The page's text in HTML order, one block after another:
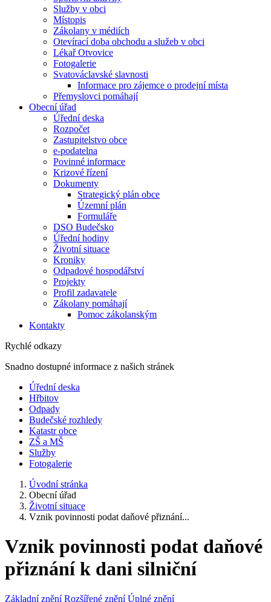
Služby v obci
Místopis
Zákolany v médiích
Otevírací doba obchodu a služeb v obci
Lékař Otvovice
Fotogalerie
Svatováclavské slavnosti
Informace pro zájemce o prodejní místa
Přemyslovci pomáhají
Obecní úřad
Úřední deska
Rozpočet
Zastupitelstvo obce
e-podatelna
Povinné informace
Krizové řízení
Dokumenty
Strategický plán obce
Územní plán
Formuláře
DSO Budečsko
Úřední hodiny
Životní situace
Kroniky
Odpadové hospodářství
Projekty
Profil zadavatele
Zákolany pomáhají
Pomoc zákolanským
Kontakty
Rychlé odkazy
Snadno dostupné informace z našich stránek
Úřední deska
Hřbitov
Odpady
Budečské rozhledy
Katastr obce
ZŠ a MŠ
Služby
Fotogalerie
Úvodní stránka
Obecní úřad
Životní situace
Vznik povinnosti podat daňové přiznání...
Vznik povinnosti podat daňové
přiznání k dani silniční
Základní znění Rozšířené znění Úplné znění